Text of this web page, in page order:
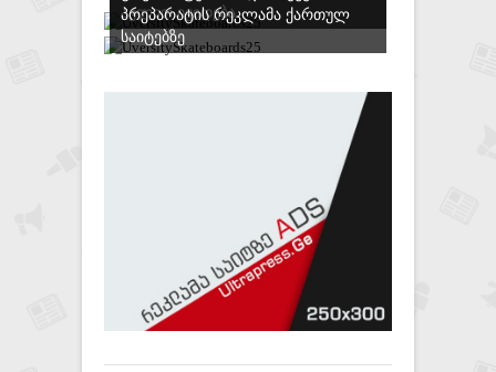
ᲐᲕᲚᲘᲗ ᲘᲧᲘᲓᲔᲑᲐ
ᲞᲠᲔᲞᲐᲠᲐᲢᲘᲡ ᲠᲔᲙᲚᲐᲛᲐ ᲥᲐᲠᲗᲣᲚ
ᲡᲐᲘᲢᲔᲑᲖᲔ